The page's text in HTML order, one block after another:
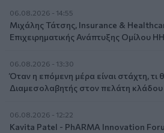
06.08.2026 - 14:55
Μιχάλης Τάτσης, Insurance &
Επιχειρηματικής Ανάπτυξης Ομίλου
06.08.2026 - 13:30
Όταν η επόμενη μέρα είναι στάχτη, τι
Διαμεσολαβητής στον πελάτη κλάδου
06.08.2026 - 12:22
Kavita Patel - PhARMA Innovation